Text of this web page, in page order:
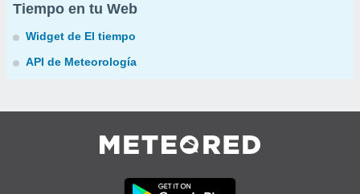
Tiempo en tu Web
Widget de El tiempo
API de Meteorología